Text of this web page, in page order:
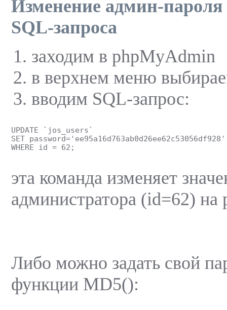
Изменение админ-
SQL-запроса
заходим в phpMyAdmin
в верхнем меню
вводим SQL-запрос:
UPDATE `jos_users`
SET password='ee95a16d763ab0d26ee62c53056df928'
WHERE id = 62;
эта команда изменяет
администратора (id=62) на
Либо можно задать свой
функции MD5():